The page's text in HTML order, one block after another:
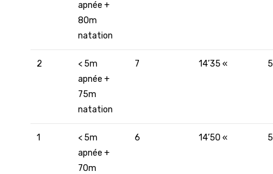
apnée +
80m
natation
2
< 5m
apnée +
75m
natation
7 14’35 «
1
< 5m
apnée +
70m
6 14’50 «